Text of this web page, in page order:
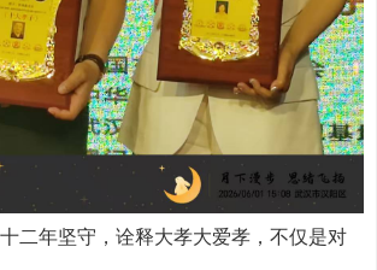
年坚守，诠释大孝大爱孝，不仅是对